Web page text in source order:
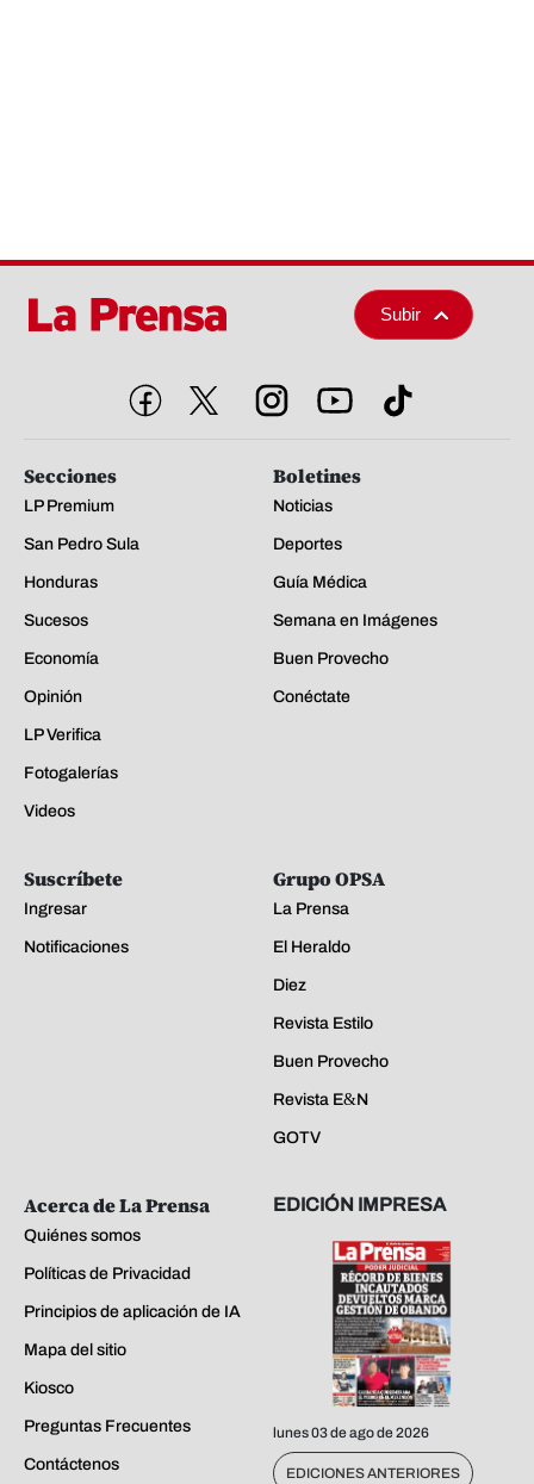
Subir
Secciones
LP Premium
San Pedro Sula
Honduras
Sucesos
Economía
Opinión
LP Verifica
Fotogalerías
Videos
Boletines
Noticias
Deportes
Guía Médica
Semana en Imágenes
Buen Provecho
Conéctate
Suscríbete
Ingresar
Notificaciones
Grupo OPSA
La Prensa
El Heraldo
Diez
Revista Estilo
Buen Provecho
Revista E&N
GOTV
Acerca de La Prensa
Quiénes somos
Políticas de Privacidad
Principios de aplicación de IA
Mapa del sitio
Kiosco
Preguntas Frecuentes
Contáctenos
EDICIÓN IMPRESA
lunes 03 de ago de 2026
EDICIONES ANTERIORES